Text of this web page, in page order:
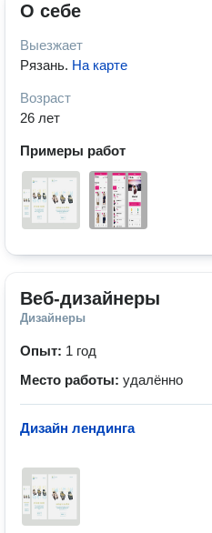
О себе
Выезжает
Рязань. На карте
Возраст
26 лет
Примеры работ
Веб-дизайнеры
Дизайнеры
Опыт: 1 год
Место работы: удалённо
Дизайн лендинга